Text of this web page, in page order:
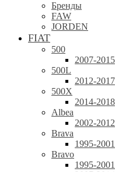
Бренды
FAW
JORDEN
FIAT
500
2007-2015
500L
2012-2017
500X
2014-2018
Albea
2002-2012
Brava
1995-2001
Bravo
1995-2001